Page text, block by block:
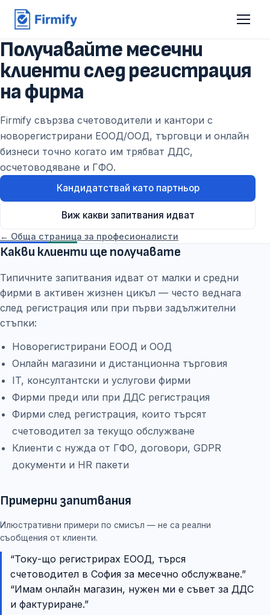
Получавайте месечни
клиенти след регистрация
на фирма
Firmify свързва счетоводители и кантори с
новорегистрирани ЕООД/ООД, търговци и онлайн
бизнеси точно когато им трябват ДДС,
осчетоводяване и ГФО.
Кандидатствай като партньор
Виж какви запитвания идват
← Обща страница за професионалисти
Какви клиенти ще получавате
Типичните запитвания идват от малки и средни
фирми в активен жизнен цикъл — често веднага
след регистрация или при първи задължителни
стъпки:
Новорегистрирани ЕООД и ООД
Онлайн магазини и дистанционна търговия
IT, консултантски и услугови фирми
Фирми преди или при ДДС регистрация
Фирми след регистрация, които търсят
счетоводител за текущо обслужване
Клиенти с нужда от ГФО, договори, GDPR
документи и HR пакети
Примерни запитвания
Илюстративни примери по смисъл — не са реални
съобщения от клиенти.
“Току-що регистрирах ЕООД, търся
счетоводител в София за месечно обслужване.”
“Имам онлайн магазин, нужен ми е съвет за ДДС
и фактуриране.”